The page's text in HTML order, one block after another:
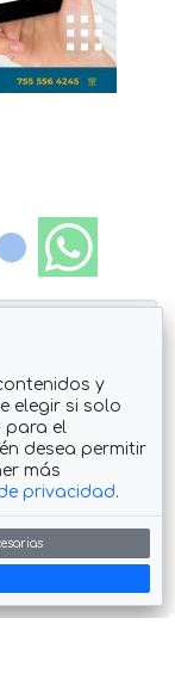
y
elegir si solo
para el
desea permitir
más
privacidad.